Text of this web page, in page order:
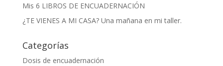
Mis 6 LIBROS DE ENCUADERNACIÓN
¿TE VIENES A MI CASA? Una mañana en mi taller.
Categorías
Dosis de encuadernación